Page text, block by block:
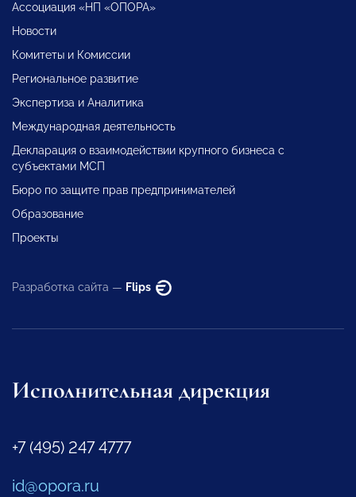
Ассоциация «НП «ОПОРА»
Новости
Комитеты и Комиссии
Региональное развитие
Экспертиза и Аналитика
Международная деятельность
Декларация о взаимодействии крупного бизнеса с
субъектами МСП
Бюро по защите прав предпринимателей
Образование
Проекты
Разработка сайта — Flips
Исполнительная дирекция
+7 (495) 247 4777
id@opora.ru